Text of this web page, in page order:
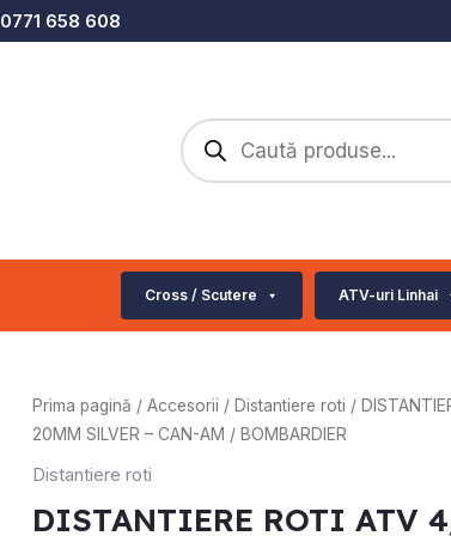
0771 658 608
Products
search
Cross / Scutere ATV-uri Linhai
Prima pagină / Accesorii / Distantiere roti /
20MM SILVER – CAN-AM / BOMBARDIER
Distantiere roti
DISTANTIERE ROTI ATV